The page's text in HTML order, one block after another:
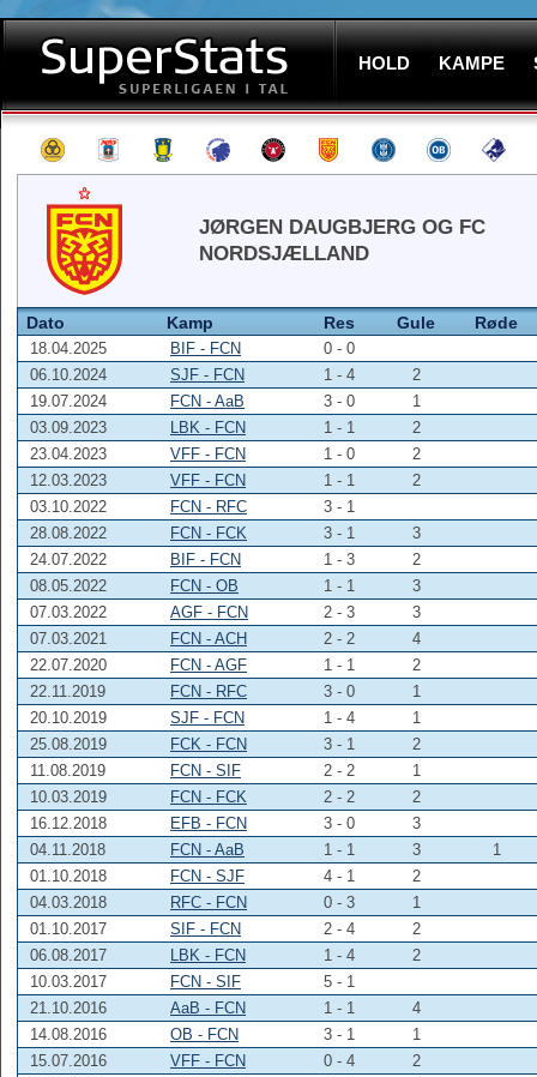
HOLD KAMPE
JØRGEN DAUGBJERG OG FC
NORDSJÆLLAND
Dato Kamp Res Gule Røde
18.04.2025 BIF - FCN
0 - 0
06.10.2024
SJF - FCN 1 - 4
2
19.07.2024
FCN - AaB 3 - 0
1
03.09.2023
LBK - FCN 1 - 1
2
23.04.2023
VFF - FCN 1 - 0
2
12.03.2023
VFF - FCN 1 - 1
2
03.10.2022
FCN - RFC
3 - 1
28.08.2022
FCN - FCK 3 - 1
3
24.07.2022
BIF - FCN 1 - 3
2
08.05.2022
FCN - OB 1 - 1
3
07.03.2022
AGF - FCN 2 - 3
3
07.03.2021
FCN - ACH 2 - 2
4
22.07.2020
FCN - AGF 1 - 1
2
22.11.2019
FCN - RFC 3 - 0
1
20.10.2019
SJF - FCN 1 - 4
1
25.08.2019
FCK - FCN 3 - 1
2
11.08.2019
FCN - SIF 2 - 2
1
10.03.2019
FCN - FCK 2 - 2
2
16.12.2018
EFB - FCN 3 - 0
3
04.11.2018
FCN - AaB 1 - 1 3
1
01.10.2018
FCN - SJF 4 - 1
2
04.03.2018
RFC - FCN 0 - 3
1
01.10.2017
SIF - FCN 2 - 4
2
06.08.2017
LBK - FCN 1 - 4
2
10.03.2017
FCN - SIF
5 - 1
21.10.2016
AaB - FCN 1 - 1
4
14.08.2016
OB - FCN 3 - 1
1
15.07.2016
VFF - FCN 0 - 4
2